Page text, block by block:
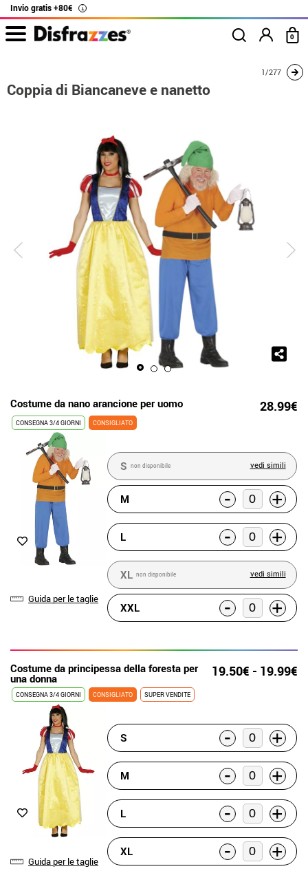
Invio gratis +80€ i
0
Coppia di Biancaneve
1/277
Coppia di Biancaneve e nanetto
Costume da nano arancione per uomo 28.99€
CONSEGNA 3/4 GIORNI CONSIGLIATO
Guida per le taglie
S non disponibile vedi simili
M - +
L - +
XL non disponibile vedi simili
XXL - +
Costume da principessa della foresta per
una donna 19.50€ - 19.99€
CONSEGNA 3/4 GIORNI CONSIGLIATO SUPER VENDITE
Guida per le taglie
S - +
M - +
L - +
XL - +